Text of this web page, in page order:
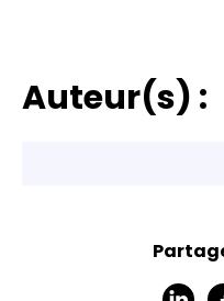
Auteur(s) :